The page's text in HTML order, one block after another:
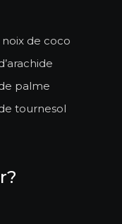
de coco
palme
tournesol